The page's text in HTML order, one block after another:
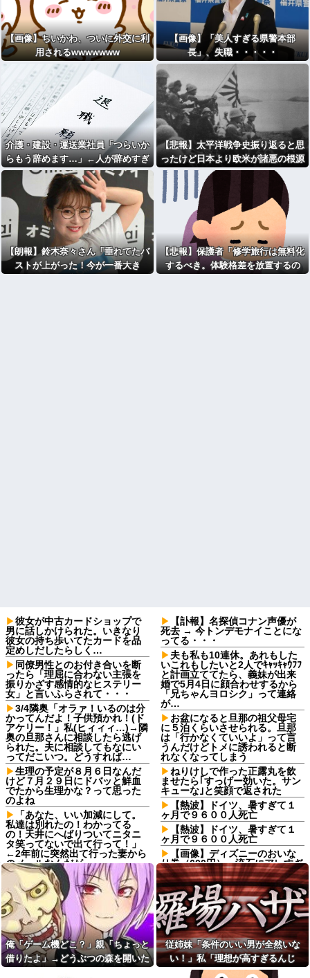
【画像】ちいかわ、ついに外交に利
用されるwwwwwww
【画像】「美人すぎる県警本部
長」、失職・・・・・
介護・建設・運送業社員「つらいか
らもう辞めます…」←人が辞めすぎ
て倒産する会社が5年連続増加WWW
WWWWWWWW
【悲報】太平洋戦争史振り返ると思
ったけど日本より欧米が諸悪の根源
やん
【朗報】鈴木奈々さん「垂れてたバ
ストが上がった！今が一番大き
【悲報】保護者「修学旅行は無料化
するべき。体験格差を放置するの
彼女が中古カードショップで
男に話しかけられた。いきなり
彼女の持ち歩いてたカードを品
定めしだしたらしく…
同僚男性とのお付き合いを断
ったら「理屈に合わない主張を
振りかざす感情的なヒステリー
女」と言いふらされて・・・
3/4隣奥「オラァ！いるのは分
かってんだよ！子供預かれ！(ド
アケリー！」私(ヒィィィ…)→隣
奥の旦那さんに相談したら逃げ
られた。夫に相談してもなにい
ってだこいつ。どうすれば…
生理の予定が８月６日なんだ
けど７月２９日にドバッと鮮血
でたから生理かな？って思った
のよね
「あなた、いい加減にして。
私達は別れたの！わかってる
の！天井にへばりついてニタニ
タ笑ってないで出て行って！」
←2年前に突然出て行った妻から
のメールなんだが…
【悲報】 ワイ「ラーメン一袋
だけじゃ足らんわ！二袋作った
ろ！」→結果ｗｗｗ
友人の親が営む店で車を購入
しただけなのに、友人から「裏
切った」と責められるようにな
った理由が理解できず…
サッカークラブに通ってるＡ
くんが急に海外へ引っ越すこと
【訃報】名探偵コナン声優が
死去 → 今トンデモナイことにな
ってる・・・
夫も私も10連休。あれもした
いこれもしたいと2人でｷｬｯｷｬｳﾌﾌ
と計画立ててたら、義妹が出来
婚で5月4日に顔合わせするから
「兄ちゃんヨロシク」って連絡
が…
お盆になると旦那の祖父母宅
に５泊くらいさせられる。旦那
は「行かなくていいよ」って言
うんだけどトメに誘われると断
れなくなってしまう
ねりけしで作った正露丸を飲
ませたら｢すっげー効いた。サン
キューな｣と笑顔で返された
【熱波】ドイツ、暑すぎて１
ヶ月で９６００人死亡
【熱波】ドイツ、暑すぎて１
ヶ月で９６００人死亡
【画像】ディズニーのおいな
り巻（600円）、流石にアレすぎ
て賛否両論の大炎上をしてしま
うw w w w w w w他
元職場の要注意オバサン、引
っ越し先でご近所になり粘着開
始！！「どこまで送って！」か
ら始まり半年も経つと「お金貸
してくれない？」断ると翌日、
玄関前にゴミが置かれる
【悲報】内田りこ「社会に戻
りたいです」←これ！
俺「ゲーム機どこ？」親「ちょっと
借りたよ」→どうぶつの森を開いた
従姉妹「条件のいい男が全然いな
い！」私「理想が高すぎるんじ
ゃ…？」→婚活の愚痴を聞き続けた